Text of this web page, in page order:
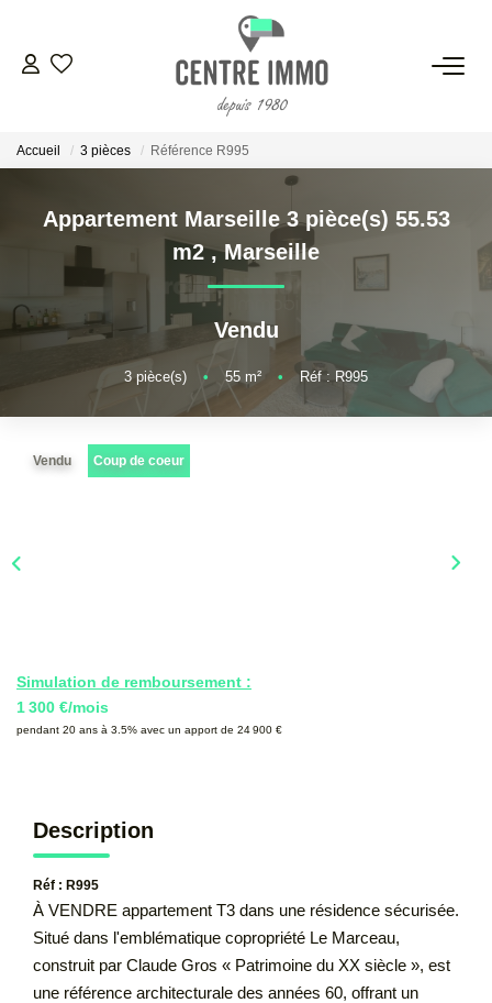
VENTES
LOCATIONS
GESTION
ESTIMATION
NOS BIENS VENDUS
NOS AGENCES
Accueil 3 pièces Référence R995
Appartement Marseille 3 pièce(s) 55.53
m2,Marseille
Vendu
3 pièce(s) • 55 m² • Réf : R995
Vendu Coup de coeur
Simulation de remboursement :
1 300 €/mois
pendant 20 ans à 3.5% avec un apport de 24 900 €
Description
Réf : R995
À VENDRE appartement T3 dans une résidence sécurisée.
Situé dans l'emblématique copropriété Le Marceau,
construit par Claude Gros « Patrimoine du XX siècle », est
une référence architecturale des années 60, offrant un